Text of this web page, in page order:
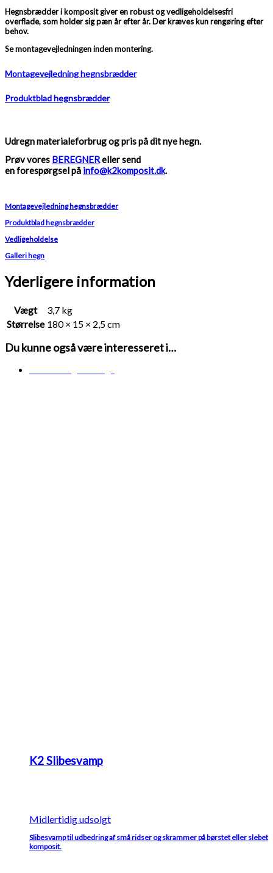
Hegnsbrædder i komposit giver en robust og vedligeholdelsesfri
overflade, som holder sig pæn år efter år. Der kræves kun rengøring efter
behov.
Se montagevejledningen inden montering.
Montagevejledning hegnsbrædder
Produktblad hegnsbrædder
Udregn materialeforbrug og pris på dit nye hegn.
Prøv vores BEREGNEReller send
en forespørgsel på info@k2komposit.dk.
Montagevejledning hegnsbrædder
Produktblad hegnsbrædder
Vedligeholdelse
Galleri hegn
Yderligere information
Vægt
3,7 kg
Størrelse 180 × 15 × 2,5 cm
Du kunne også være interesseret i…
K2 Slibesvamp
Midlertidig udsolgt
Slibesvamp til udbedring af små ridser og skrammer på børstet eller slebet
komposit.